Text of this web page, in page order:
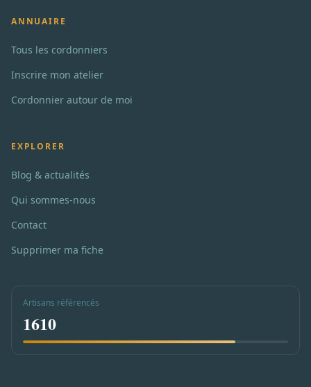
ANNUAIRE
Tous les cordonniers
Inscrire mon atelier
Cordonnier autour de moi
EXPLORER
Blog & actualités
Qui sommes-nous
Contact
Supprimer ma fiche
Artisans référencés
1610